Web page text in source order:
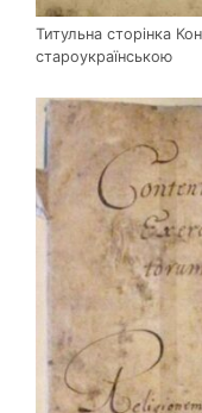
Титульна сторінка
староукраїнською